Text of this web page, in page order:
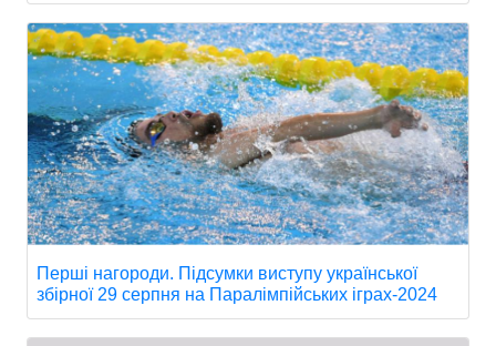
Перші нагороди. Підсумки виступу української
збірної 29 серпня на Паралімпійських іграх-2024